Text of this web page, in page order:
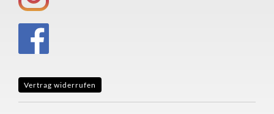
Vertrag widerrufen